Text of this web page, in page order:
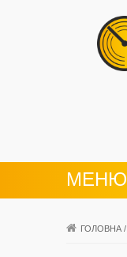
МЕНЮ
ГОЛОВНА /